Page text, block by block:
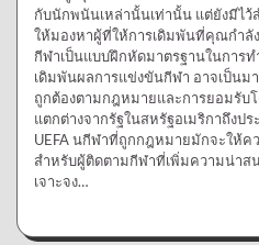
กับนักพนันเหล่านั้นเท่านั้น แต่ยังมีไ
ให้มองหาผู้ที่ให้การเดิมพันที่คุณกำลั
กีฬาเป็นแบบฝึกหัดมาตรฐานในการ
เดิมพันผลการแข่งขันกีฬา อาจเป็น
ถูกต้องตามกฎหมายและการยอมรับ
แตกต่างจากรัฐในสหรัฐอเมริกาถึงป
UEFA นกีฬาที่ถูกกฎหมายมักจะให้คว
สำหรับผู้ติดตามกีฬาที่เพิ่มความน่าส
เจาะจง…